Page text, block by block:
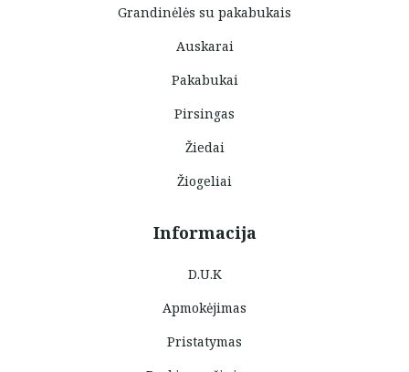
Grandinėlės su pakabukais
Auskarai
Pakabukai
Pirsingas
Žiedai
Žiogeliai
Informacija
D.U.K
Apmokėjimas
Pristatymas